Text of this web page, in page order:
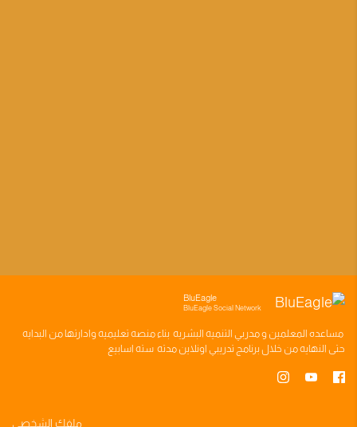
BluEagle
BluEagle Social Network
مساعده المعلمين ومدربي التنميه البشريه بناءمنصه تعليميه وادارتها من البدايه
حتى النهايه من خلال برنامج تدريبي اونلاين مدته سته اسابيع
ملفك الشخصي